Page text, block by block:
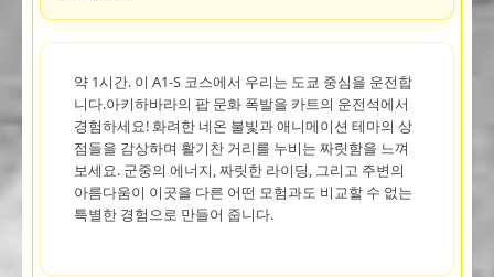
약 1시간. 이 A1-S 코스에서 우리는 도쿄 중심을 운전합
니다.아키하바라의 팝 문화 폭발을 카트의 운전석에서
경험하세요! 화려한 네온 불빛과 애니메이션 테마의 상
점들을 감상하며 활기찬 거리를 누비는 짜릿함을 느껴
보세요. 군중의 에너지, 짜릿한 라이딩, 그리고 주변의
아름다움이 이곳을 다른 어떤 모험과도 비교할 수 없는
특별한 경험으로 만들어 줍니다.